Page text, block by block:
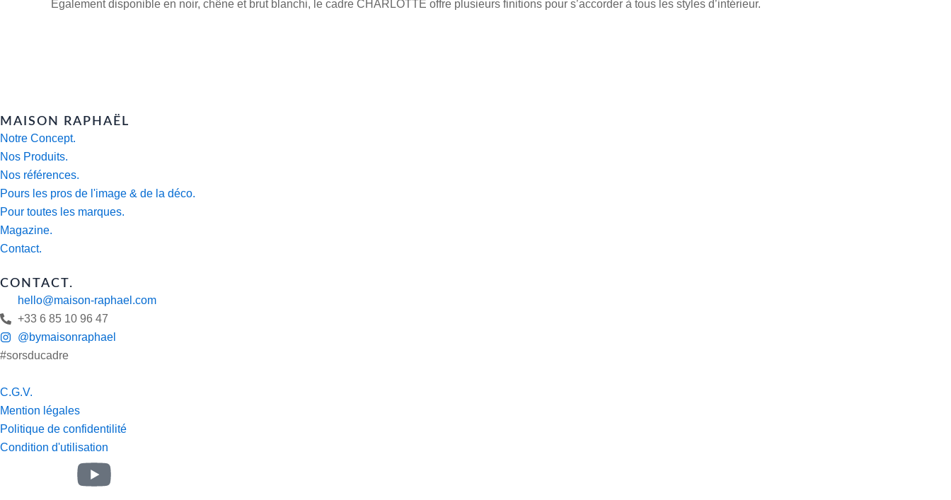
Également disponible en noir, chêne et brut blanchi, le cadre CHARLOTTE offre plusieurs finitions pour s’accorder à tous les styles d’intérieur.
MAISON RAPHAËL
Notre Concept.
Nos Produits.
Nos références.
Pours les pros de l'image & de la déco.
Pour toutes les marques.
Magazine.
Contact.
CONTACT.
hello@maison-raphael.com
+33 6 85 10 96 47
@bymaisonraphael
#sorsducadre
C.G.V.
Mention légales
Politique de confidentilité
Condition d'utilisation
Y